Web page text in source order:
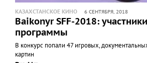
КАЗАХСТАНСКОЕ КИНО 6 СЕНТЯБРЯ, 2018
Baikonyr SFF-2018:
программы
В конкурс попали 47 игровых,
картин